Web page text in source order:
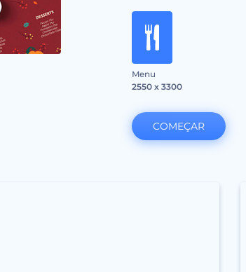
Menu
2550 x 3300
COMEÇAR